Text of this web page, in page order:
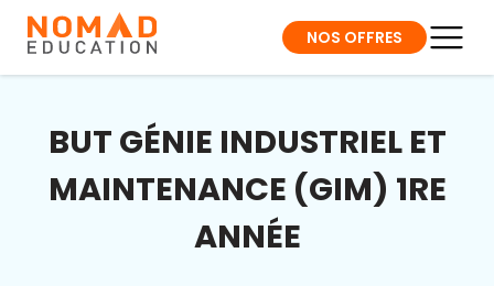
NOS OFFRES
BUT GÉNIE INDUSTRIEL ET
MAINTENANCE (GIM) 1RE
ANNÉE